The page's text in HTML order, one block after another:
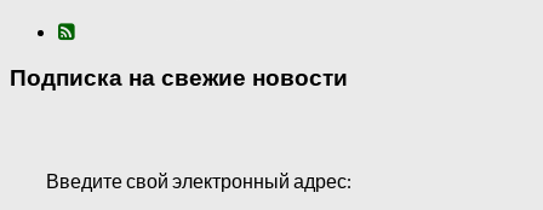
Подписка на свежие новости
Введите свой электронный адрес: